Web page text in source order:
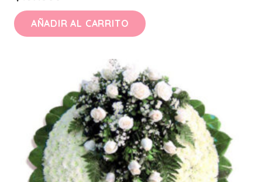
AÑADIR AL CARRITO